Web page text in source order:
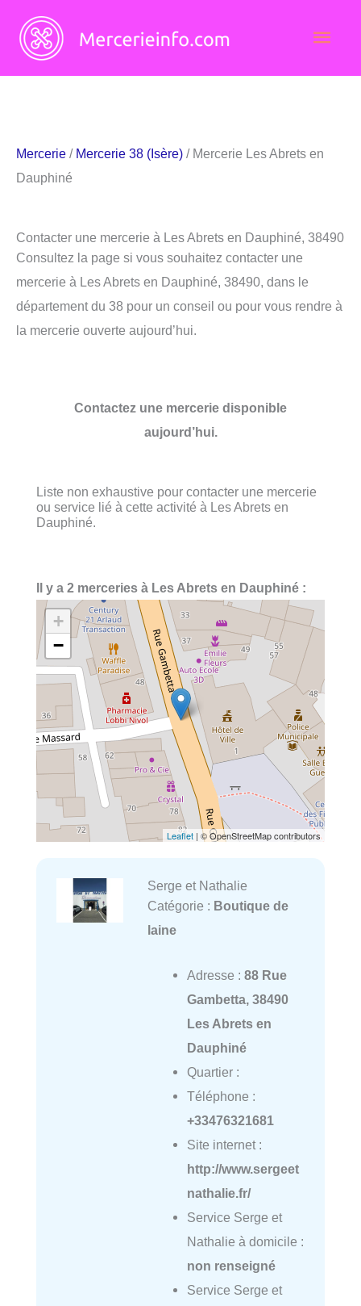
contenu
Mercerie / Mercerie 38 (Isère) / Mercerie Les Abrets en
Dauphiné
Contacter une mercerie à Les Abrets en Dauphiné, 38490
Consultez la page si vous souhaitez contacter une
mercerie à Les Abrets en Dauphiné, 38490, dans le
département du 38 pour un conseil ou pour vous rendre à
la mercerie ouverte aujourd’hui.
Contactez une mercerie disponible
aujourd’hui.
Liste non exhaustive pour contacter une mercerie
ou service lié à cette activité à Les Abrets en
Dauphiné.
Il y a 2 merceries à Les Abrets en Dauphiné :
+
−
Leaflet | © OpenStreetMap contributors
Serge et Nathalie
Catégorie : Boutique de
laine
Adresse : 88 Rue
Gambetta, 38490
Les Abrets en
Dauphiné
Quartier :
Téléphone :
+33476321681
Site internet :
http://www.sergeet
nathalie.fr/
Service Serge et
Nathalie à domicile :
non renseigné
Service Serge et